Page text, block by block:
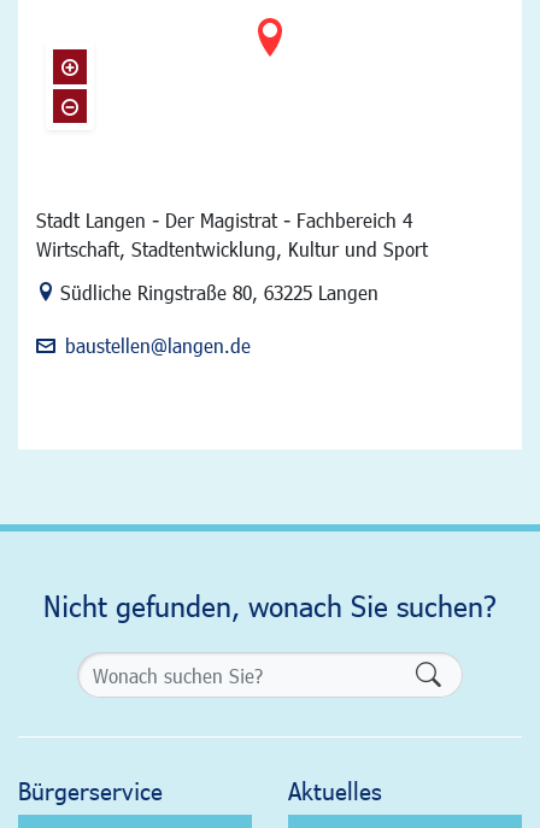
Stadt Langen - Der Magistrat - Fachbereich 4
Wirtschaft, Stadtentwicklung, Kultur und Sport
Link zur Google-Maps Navigation
Südliche Ringstraße 80, 63225 Langen
baustellen@langen.de
Nicht gefunden, wonach Sie suchen?
Bürgerservice Aktuelles